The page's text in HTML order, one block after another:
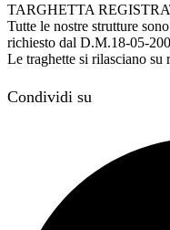
TARGHETTA
Tutte le nostre strutture
richiesto dal D.M.18-05-
Le traghette si rilasciano su
Condividi su